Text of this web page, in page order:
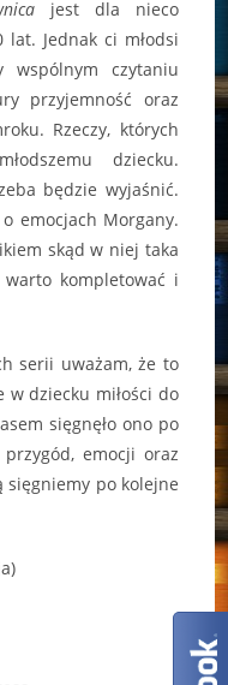
jest dla nieco
Jednak ci młodsi
czytaniu
przyjemność oraz
Rzeczy, których
dziecku.
będzie wyjaśnić.
emocjach Morgany.
skąd w niej taka
warto kompletować i
serii uważam, że to
w dziecku miłości do
sięgnęło ono po
emocji oraz
sięgniemy po kolejne